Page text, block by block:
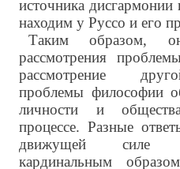
источника
находим у Руссо и его
Таким образом,
рассмотрения
рассмотрение
проблемы философии
личности и
процессе. Разные
движущей силе
кардинальным